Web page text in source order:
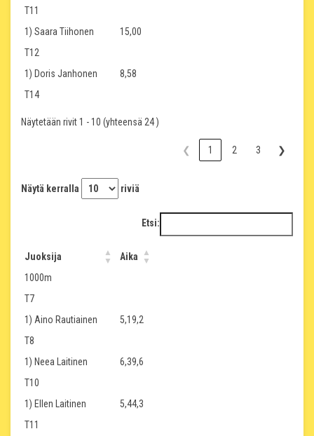
T11
1) Saara Tiihonen
15,00
T12
1) Doris Janhonen
8,58
T14
Näytetään rivit 1 - 10 (yhteensä 24 )
❮ 1 2 3 ❯
Näytä kerralla riviä
Etsi:
Juoksija
Aika
1000m
T7
1) Aino Rautiainen
5,19,2
T8
1) Neea Laitinen
6,39,6
T10
1) Ellen Laitinen
5,44,3
T11